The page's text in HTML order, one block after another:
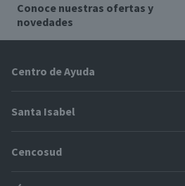
Conoce nuestras ofertas y
novedades
Centro de Ayuda
Problemas con tu pedido
Cómo modificar mis datos
Santa Isabel
Proveedores
Cencosud